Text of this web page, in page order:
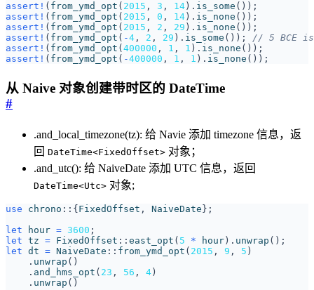
assert! ( from_ymd_opt ( 2015 , 3 , 14 ). is_some ());
assert! ( from_ymd_opt ( 2015 , 0 , 14 ). is_none ());
assert! ( from_ymd_opt ( 2015 , 2 , 29 ). is_none ());
assert! ( from_ymd_opt ( -4 , 2 , 29 ). is_some ());
assert! ( from_ymd_opt ( 400000 , 1 , 1 ). is_none ());
assert! ( from_ymd_opt ( -400000 , 1 , 1 ). is_none ());
从 Naive 对象创建带时区的 DateTime
#
.and_local_timezone(tz): 给 Navie 添加 timezone 信息，返
回 DateTime<FixedOffset> 对象；
.and_utc(): 给 NaiveDate 添加 UTC 信息，返回
DateTime<Utc> 对象;
use chrono :: {FixedOffset , NaiveDate};
let
hour = 3600 ;
let tz = FixedOffset :: east_opt ( 5 * hour). unwrap ();
let dt = NaiveDate :: from_ymd_opt ( 2015 , 9 , 5 )
. unwrap ()
. and_hms_opt ( 23 , 56 , 4)
. unwrap ()